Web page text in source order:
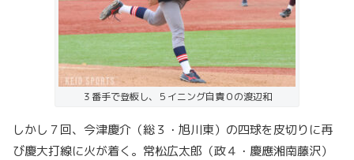
３番手で登板し、５イニング自責０の渡辺和
しかし７回、今津慶介（総３・旭川東）の四球を皮切りに再
び慶大打線に火が着く。常松広太郎（政４・慶應湘南藤沢）